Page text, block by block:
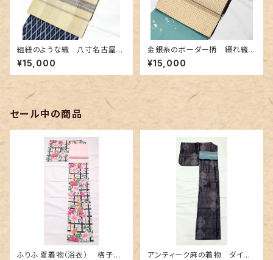
組紐のような織 八寸名古屋帯
(カラフルなボーダー柄)
¥15,000
金銀糸のボーダー柄 綴れ織り
の名古屋帯
¥15,000
セール中の商品
ふりふ 夏着物（浴衣） 格子に
アンティーク麻の着物 ダイヤ